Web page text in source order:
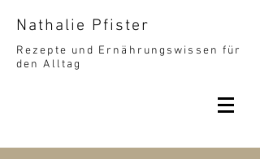
Nathalie Pfister
Rezepte und Ernährungswissen für
den Alltag